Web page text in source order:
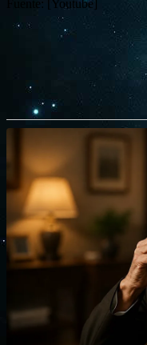
Fuente: [Youtube]